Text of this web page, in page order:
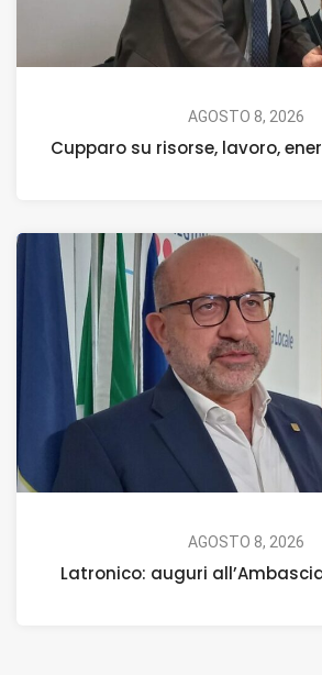
AGOSTO 8, 2026
Cupparo su risorse, lavoro,
AGOSTO 8, 2026
Latronico: auguri